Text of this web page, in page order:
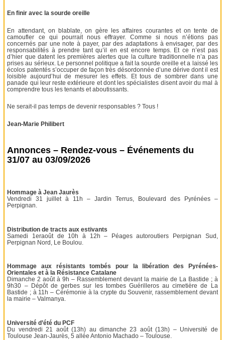
En finir avec la sourde oreille
En attendant, on blablate, on gère les affaires courantes et on tente de
camoufler ce qui pourrait nous effrayer. Comme si nous n’étions pas
concernés par une note à payer, par des adaptations à envisager, par des
responsabilités à prendre tant qu’il en est encore temps. Et ce n’est pas
d’hier que datent les premières alertes que la culture traditionnelle n’a pas
prises au sérieux. Le personnel politique a fait la sourde oreille et a laissé les
écolos patentés s’occuper de façon très désordonnée d’une dérive dont il est
loisible aujourd’hui de mesurer les effets. Et tous de sombrer dans une
panade qui leur reste extérieure et dont les spécialistes disent avoir du mal à
comprendre tous les tenants et aboutissants.
Ne serait-il pas temps de devenir responsables ? Tous !
Jean-Marie Philibert
Annonces – Rendez-vous – Événements du
31/07 au 03/09/2026
Hommage à Jean Jaurès
Vendredi 31 juillet à 11h – Jardin Terrus, Boulevard des Pyrénées –
Perpignan.
Distribution de tracts aux estivants
Samedi 1eraoût de 10h à 12h – Péages autoroutiers Perpignan Sud,
Perpignan Nord, Le Boulou.
Hommage aux résistants tombés pour la libération des Pyrénées-
Orientales et à la Résistance Catalane
Dimanche 2 août à 9h – Rassemblement devant la mairie de La Bastide ; à
9h30 – Dépôt de gerbes sur les tombes Guérilleros au cimetière de La
Bastide ; à 11h – Cérémonie à la crypte du Souvenir, rassemblement devant
la mairie – Valmanya.
Université d’été du PCF
Du vendredi 21 août (13h) au dimanche 23 août (13h) – Université de
Toulouse Jean-Jaurès, 5 allée Antonio Machado – Toulouse.